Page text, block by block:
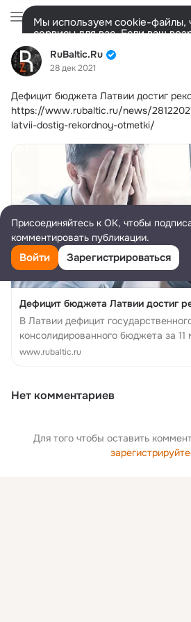
RuBaltic.Ru
28 дек 2021
Дефицит бюджета Латвии достиг
https://www.rubaltic.ru/news/
latvii-dostig-rekordnoy-otmetki/
Дефицит бюджета Латвии достиг
В Латвии дефицит
консолидированного бюджета за 11
вырос до 1,03 млрд евро, что по
www.rubaltic.ru
Нет комментариев
Для того чтобы оставить
Мы используем cookie-файлы,
сервисы для вас. Если ваш
настроить cookie-файлы
представитель.Больше
Разрешить все
RuBaltic.Ru
Лента Участники
Дополнительная
колонка
Всё49 591 Обсуждаемые
Присоединяйтесь к ОК, чтобы
комментировать публикации.
Войти Зарегистрироваться